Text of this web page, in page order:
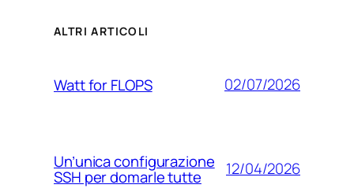
ALTRI ARTICOLI
Watt for FLOPS 02/07/2026
Un’unica configurazione
SSH per domarle tutte 12/04/2026